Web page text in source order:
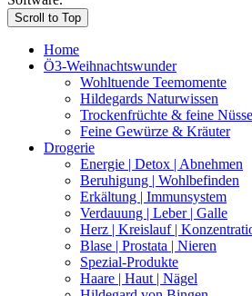
Scroll to Top
Home
Ö3-Weihnachtswunder
Wohltuende Teemomente
Hildegards Naturwissen
Trockenfrüchte & feine Nüsse
Feine Gewürze & Kräuter
Drogerie
Energie | Detox | Abnehmen
Beruhigung | Wohlbefinden
Erkältung | Immunsystem
Verdauung | Leber | Galle
Herz | Kreislauf |
Blase | Prostata | Nieren
Spezial-Produkte
Haare | Haut | Nägel